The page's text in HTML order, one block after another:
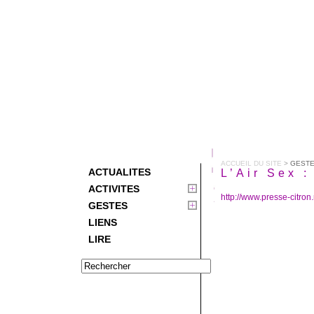
ACTUALITES
ACTIVITES
GESTES
LIENS
LIRE
ACCUEIL DU SITE >
L’Air Sex
http://www.presse-